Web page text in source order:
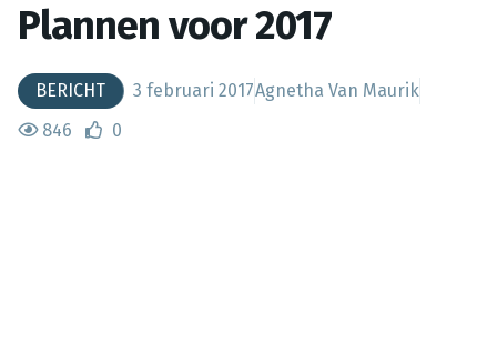
Plannen voor 2017
BERICHT 3 februari 2017Agnetha Van Maurik
846
0